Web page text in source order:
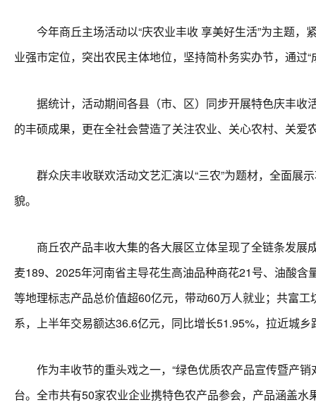
今年商丘主场活动以“庆农业丰收 享美好生活”为主题，
业强市定位，突出农民主体地位，坚持简朴务实办节，通过
据统计，活动期间各县（市、区）同步开展特色庆丰收
的丰硕成果，更在全社会营造了关注农业、关心农村、关
群众庆丰收联欢活动文艺汇演以“三农”为题材，全面展
貌。
商丘农产品丰收大集的各大展区立体呈现了全链条发展
麦189、2025年河南省主导花生高油品种商花21号、油酸
等地理标志产品总价值超60亿元，带动60万人就业；共富
系，上半年交易额达36.6亿元，同比增长51.95%，拉近城乡
作为丰收节的重头戏之一，“绿色优质农产品宣传暨产销
台。全市共有50家农业企业携特色农产品参会，产品涵盖